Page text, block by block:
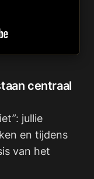
centraal
jullie
en tijdens
van het